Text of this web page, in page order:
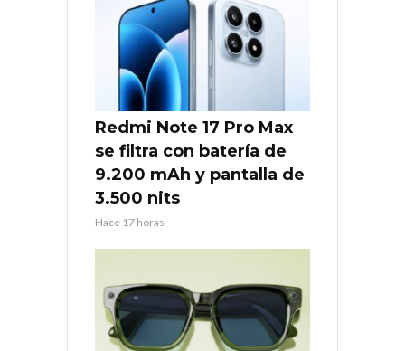
Redmi Note 17 Pro Max
se filtra con batería de
9.200 mAh y pantalla de
3.500 nits
Hace 17 horas